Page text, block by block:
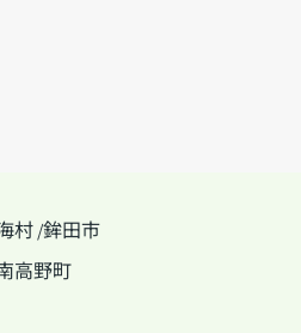
村 /鉾田市
高野町